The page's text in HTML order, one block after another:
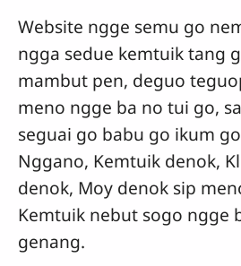
Website ngge semu go
ngga sedue kemtuik tang
mambut pen, deguo
meno ngge ba no tui go,
seguai go babu go ikum
Nggano, Kemtuik denok,
denok, Moy denok sip
Kemtuik nebut sogo ngge
genang.